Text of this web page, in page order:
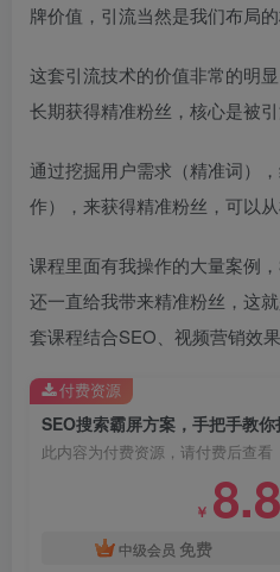
牌价值，引流当然是我们布局的
这套引流技术的价值非常的明
长期获得精准粉丝，核心是被引
通过挖掘用户需求（精准词）
作），来获得精准粉丝，可以
课程里面有我操作的大量案例
还一直给我带来精准粉丝，这
套课程结合SEO、视频营销效果
此内容为付费资源，请付费后查看
￥ 8.8
中级会员 免费
付费资源